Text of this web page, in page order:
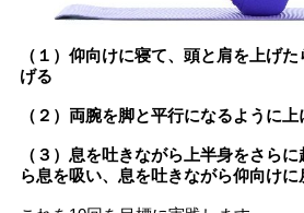
（１）仰向けに寝て、頭と肩を上げ
げる
（２）両腕を脚と平行になるように
（３）息を吐きながら上半身をさら
ら息を吸い、息を吐きながら仰向けに